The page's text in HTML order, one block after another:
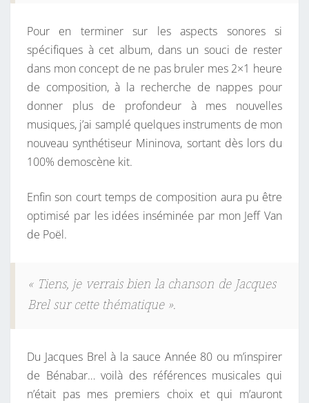
Pour en terminer sur les aspects sonores si
spécifiques à cet album, dans un souci de rester
dans mon concept de ne pas bruler mes 2×1 heure
de composition, à la recherche de nappes pour
donner plus de profondeur à mes nouvelles
musiques, j’ai samplé quelques instruments de mon
nouveau synthétiseur Mininova, sortant dès lors du
100% demoscène kit.
Enfin son court temps de composition aura pu être
optimisé par les idées inséminée par mon Jeff Van
de Poël.
« Tiens, je verrais bien la chanson de Jacques
Brel sur cette thématique ».
Du Jacques Brel à la sauce Année 80 ou m’inspirer
de Bénabar… voilà des références musicales qui
n’était pas mes premiers choix et qui m’auront